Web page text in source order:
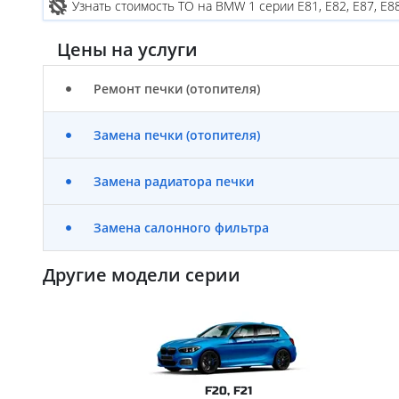
Узнать стоимость ТО на BMW 1 серии E81, E82, E87,
Цены на услуги
Ремонт печки (отопителя)
Замена печки (отопителя)
Замена радиатора печки
Замена салонного фильтра
Другие модели серии
F20, F21